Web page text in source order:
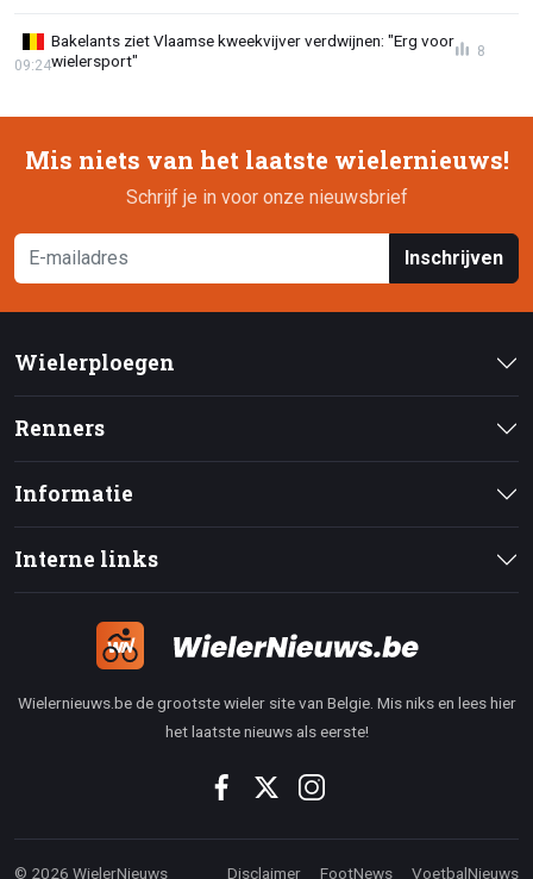
Bakelants ziet Vlaamse kweekvijver verdwijnen: "Erg voor
wielersport"
09:24
8
Mis niets van het laatste wielernieuws!
Schrijf je in voor onze nieuwsbrief
Inschrijven
Wielerploegen
Renners
Informatie
Interne links
Wielernieuws.be de grootste wieler site van Belgie. Mis niks en lees hier
het laatste nieuws als eerste!
© 2026 WielerNieuws Disclaimer FootNews VoetbalNieuws